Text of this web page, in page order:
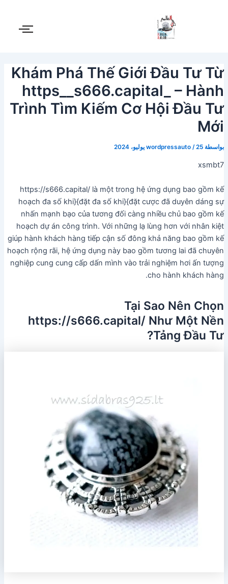
Khám Phá Thế Giới Đầu Tư Từ
https__s666.capital_ – Hành
Trình Tìm Kiếm Cơ Hội Đầu Tư
Mới
بواسطة wordpressauto/25 يوليو، 2024
xsmbt7
https://s666.capital/ là một trong hệ ứng dụng bao gồm kế
hoạch đa số khi}{đặt đa số khi}{đặt cược đã duyên dáng sự
nhấn mạnh bạo của tương đối càng nhiều chủ bao gồm kế
hoạch dự án công trình. Với những lạ lùng hơn với nhân kiệt
giúp hành khách hàng tiếp cận số đông khả năng bao gồm kế
hoạch rộng rãi, hệ ứng dụng này bao gồm tương lai đã chuyên
nghiệp cung cung cấp dấn mình vào trải nghiệm hơi ấn tượng
cho hành khách hàng.
Tại Sao Nên Chọn
https://s666.capital/ Như Một Nền
Tảng Đầu Tư?